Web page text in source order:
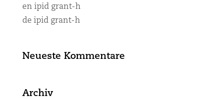
en ipid grant-h
de ipid grant-h
Neueste Kommentare
Archiv